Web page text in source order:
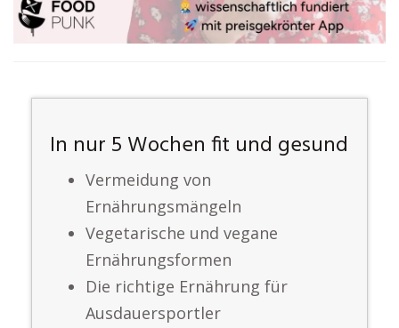
In nur 5 Wochen fit und gesund
Vermeidung von
Ernährungsmängeln
Vegetarische und vegane
Ernährungsformen
Die richtige Ernährung für
Ausdauersportler